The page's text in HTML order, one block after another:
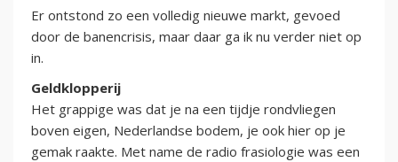
Er ontstond zo een volledig nieuwe markt, gevoed
door de banencrisis, maar daar ga ik nu verder niet op
in.
Geldklopperij
Het grappige was dat je na een tijdje rondvliegen
boven eigen, Nederlandse bodem, je ook hier op je
gemak raakte. Met name de radio frasiologie was een